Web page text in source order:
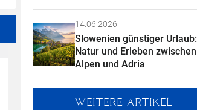
14.06.2026
Slowenien günstiger Urlaub:
Natur und Erleben zwischen
Alpen und Adria
WEITERE ARTIKEL